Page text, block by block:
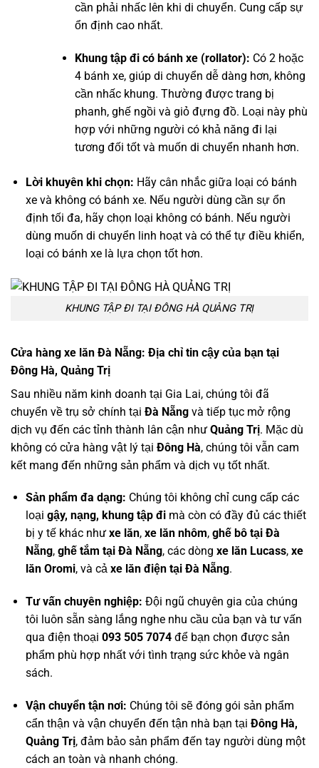
cần phải nhấc lên khi di chuyển. Cung cấp sự
ổn định cao nhất.
Khung tập đi có bánh xe (rollator): Có 2 hoặc
4 bánh xe, giúp di chuyển dễ dàng hơn, không
cần nhấc khung. Thường được trang bị
phanh, ghế ngồi và giỏ đựng đồ. Loại này phù
hợp với những người có khả năng đi lại
tương đối tốt và muốn di chuyển nhanh hơn.
Lời khuyên khi chọn: Hãy cân nhắc giữa loại có bánh
xe và không có bánh xe. Nếu người dùng cần sự ổn
định tối đa, hãy chọn loại không có bánh. Nếu người
dùng muốn di chuyển linh hoạt và có thể tự điều khiển,
loại có bánh xe là lựa chọn tốt hơn.
KHUNG TẬP ĐI TẠI ĐÔNG HÀ QUẢNG TRỊ
Cửa hàng xe lăn Đà Nẵng: Địa chỉ tin cậy của bạn tại
Đông Hà, Quảng Trị
Sau nhiều năm kinh doanh tại Gia Lai, chúng tôi đã
chuyển về trụ sở chính tại Đà Nẵng và tiếp tục mở rộng
dịch vụ đến các tỉnh thành lân cận như Quảng Trị. Mặc dù
không có cửa hàng vật lý tại Đông Hà, chúng tôi vẫn cam
kết mang đến những sản phẩm và dịch vụ tốt nhất.
Sản phẩm đa dạng: Chúng tôi không chỉ cung cấp các
loại gậy, nạng, khung tập đimà còn có đầy đủ các thiết
bị y tế khác như xe lăn, xe lăn nhôm, ghế bô tại Đà
Nẵng, ghế tắm tại Đà Nẵng, các dòng xe lăn Lucass, xe
lăn Oromi, và cả xe lăn điện tại Đà Nẵng.
Tư vấn chuyên nghiệp: Đội ngũ chuyên gia của chúng
tôi luôn sẵn sàng lắng nghe nhu cầu của bạn và tư vấn
qua điện thoại 093 505 7074để bạn chọn được sản
phẩm phù hợp nhất với tình trạng sức khỏe và ngân
sách.
Vận chuyển tận nơi: Chúng tôi sẽ đóng gói sản phẩm
cẩn thận và vận chuyển đến tận nhà bạn tại Đông Hà,
Quảng Trị, đảm bảo sản phẩm đến tay người dùng một
cách an toàn và nhanh chóng.